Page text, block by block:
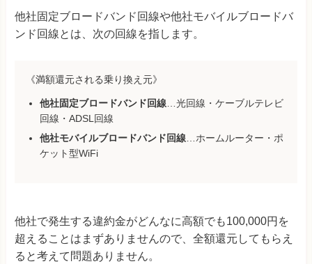
他社固定ブロードバンド回線や他社モバイルブロードバ
ンド回線とは、次の回線を指します。
《満額還元される乗り換え元》
他社固定ブロードバンド回線 …光回線・ケーブルテレビ
回線・ADSL回線
他社モバイルブロードバンド回線 …ホームルーター・ポ
ケット型WiFi
他社で発生する違約金がどんなに高額でも100,000円を
超えることはまずありませんので、全額還元してもらえ
ると考えて問題ありません。